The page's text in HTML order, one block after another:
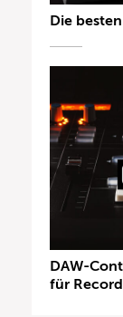
Die
DAW-
für